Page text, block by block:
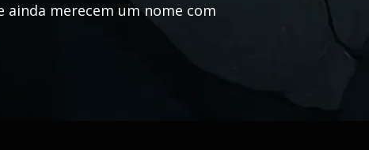
ainda merecem um nome com